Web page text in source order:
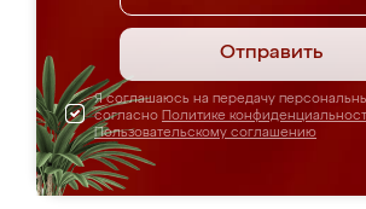
Отправить
Я соглашаюсь на передачу
согласно Политике
Пользовательскому соглашению